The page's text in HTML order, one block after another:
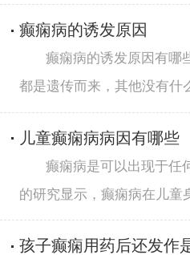
癫痫病的诱发原因
癫痫病的诱发原因有哪
都是遗传而来，其他没有什
儿童癫痫病病因有哪些
癫痫病是可以出现于任
的研究显示，癫痫病在儿童
孩子癫痫用药后还发作